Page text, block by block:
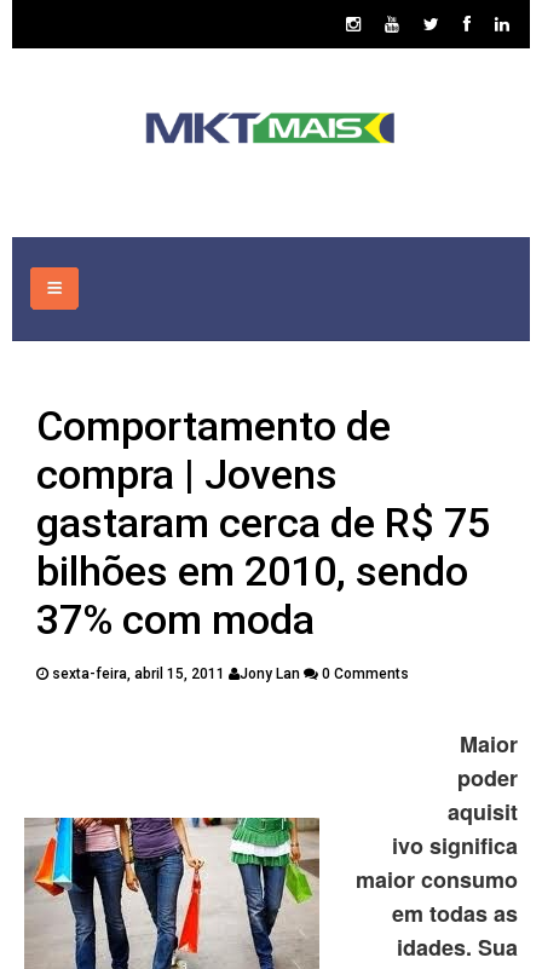
CONSULTORIA
ASSUNTOS
PUBLICAÇÕES
CONTATOS
Comportamento de
compra | Jovens
gastaram cerca de R$ 75
bilhões em 2010, sendo
37% com moda
sexta-feira, abril 15, 2011 Jony Lan 0 Comments
Maior
poder
aquisit
ivo significa
maior consumo
em todas as
idades. Sua